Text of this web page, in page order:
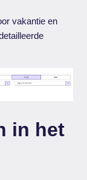
vakantie en
in het